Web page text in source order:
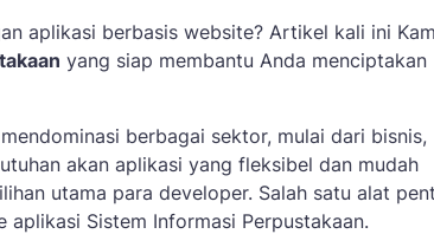
aplikasi berbasis website? Artikel kali ini
yang siap membantu Anda menciptakan
berbagai sektor, mulai dari bisnis,
akan aplikasi yang fleksibel dan mudah
utama para developer. Salah satu alat
Sistem Informasi Perpustakaan.